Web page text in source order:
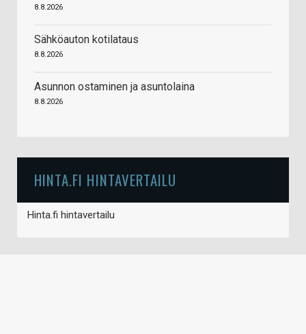
8.8.2026
Sähköauton kotilataus
8.8.2026
Asunnon ostaminen ja asuntolaina
8.8.2026
HINTA.FI HINTAVERTAILU
Hinta.fi hintavertailu